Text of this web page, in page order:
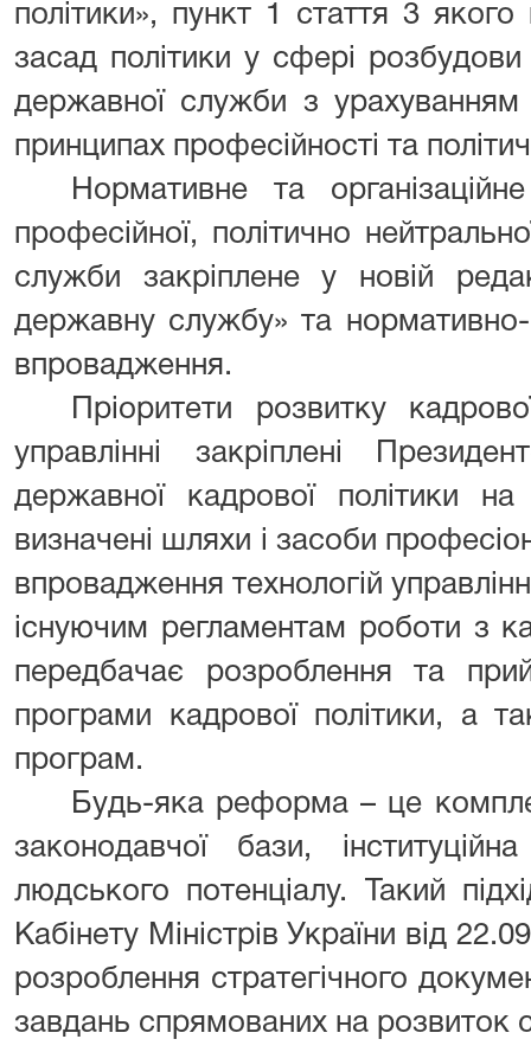
політики», пункт 1 стаття 3
засад політики у сфері
державної служби з урахуванням
принципах професійності та
Нормативне та
професійної, політично
служби закріплене у новій
державну службу» та
впровадження.
Пріоритети розвитку
управлінні закріплені
державної кадрової політики
визначені шляхи і засоби
впровадження технологій
існуючим регламентам роботи з
передбачає розроблення та
програми кадрової політики, а
програм.
Будь-яка реформа – це
законодавчої бази,
людського потенціалу. Такий
Кабінету Міністрів України від
розроблення стратегічного
завдань спрямованих на розвиток